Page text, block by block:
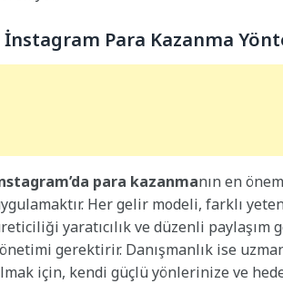
İnstagram Para Kazanma
para kazanmanın en
Her gelir modeli, farklı
yaratıcılık ve düzenli
gerektirir. Danışmanlık ise
için, kendi güçlü yönlerinize ve